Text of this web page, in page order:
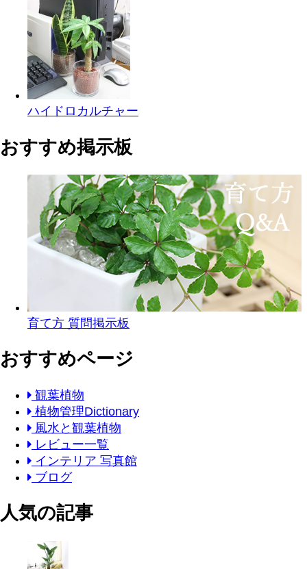
ハイドロカルチャー
おすすめ掲示板
育て方 質問掲示板
おすすめページ
観葉植物
植物管理Dictionary
風水と観葉植物
レビュー一覧
インテリア 写真館
ブログ
人気の記事